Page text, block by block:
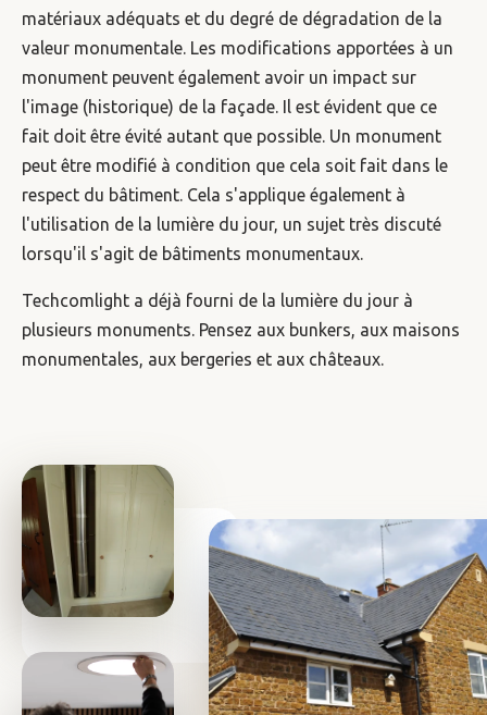
matériaux adéquats et du degré de dégradation de la
valeur monumentale. Les modifications apportées à un
monument peuvent également avoir un impact sur
l'image (historique) de la façade. Il est évident que ce
fait doit être évité autant que possible. Un monument
peut être modifié à condition que cela soit fait dans le
respect du bâtiment. Cela s'applique également à
l'utilisation de la lumière du jour, un sujet très discuté
lorsqu'il s'agit de bâtiments monumentaux.
Techcomlight a déjà fourni de la lumière du jour à
plusieurs monuments. Pensez aux bunkers, aux maisons
monumentales, aux bergeries et aux châteaux.